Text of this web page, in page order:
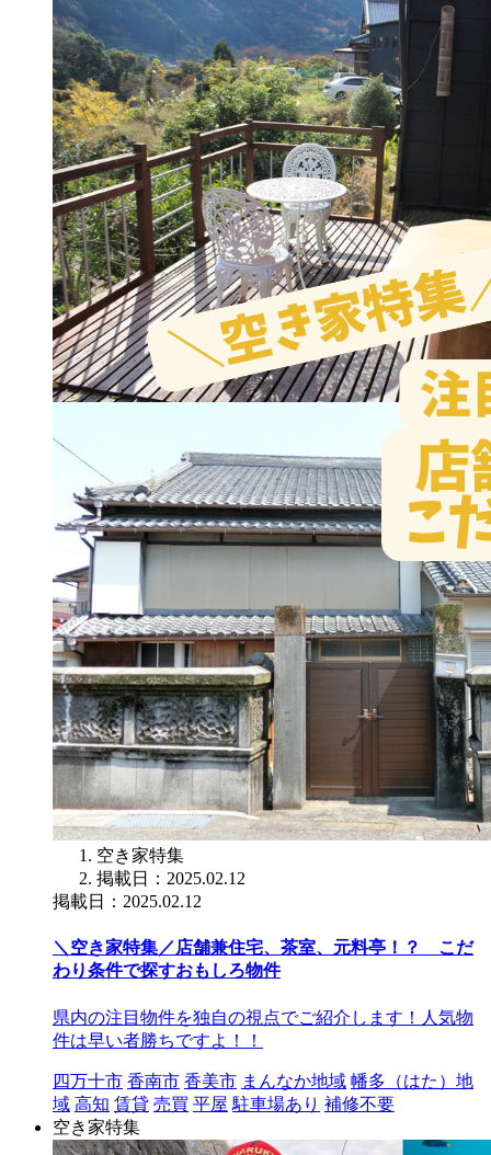
空き家特集
掲載日：2025.02.12
掲載日：2025.02.12
＼空き家特集／店舗兼住宅、茶室、元料亭！？ こだ
わり条件で探すおもしろ物件
県内の注目物件を独自の視点でご紹介します！人気物
件は早い者勝ちですよ！！
四万十市 香南市 香美市 まんなか地域 幡多（はた）地
域 高知 賃貸 売買 平屋 駐車場あり 補修不要
空き家特集